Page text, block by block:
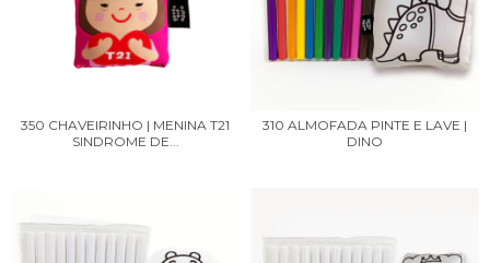
350 CHAVEIRINHO | MENINA T21
SINDROME DE...
310 ALMOFADA PINTE E LAVE |
DINO